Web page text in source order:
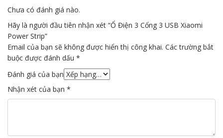
Chưa có đánh giá nào.
Hãy là người đầu tiên nhận xét “Ổ Điện 3 Cổng 3 USB Xiaomi
Power Strip”
Email của bạn sẽ không được hiển thị công khai. Các trường bắt
buộc được đánh dấu *
Đánh giá của bạn
Nhận xét của bạn *